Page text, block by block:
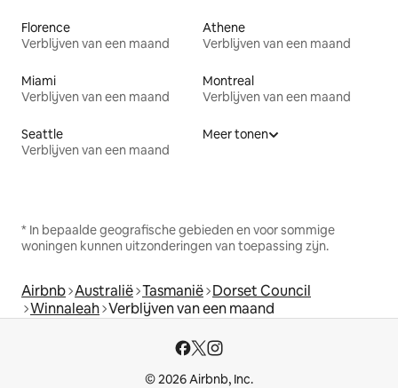
Florence
Verblijven van een maand
Athene
Verblijven van een maand
Miami
Verblijven van een maand
Montreal
Verblijven van een maand
Seattle
Verblijven van een maand
Meer tonen
* In bepaalde geografische gebieden en voor sommige
woningen kunnen uitzonderingen van toepassing zijn.
Airbnb Australië Tasmanië Dorset Council
Winnaleah Verblijven van een maand
© 2026 Airbnb, Inc.